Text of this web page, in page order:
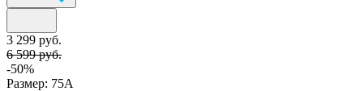
3 299 руб.
6 599 руб.
-50%
Размер: 75A